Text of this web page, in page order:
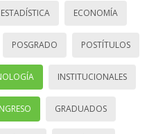
ESTADÍSTICA ECONOMÍA
POSGRADO POSTÍTULOS
INSTITUCIONALES
GRADUADOS